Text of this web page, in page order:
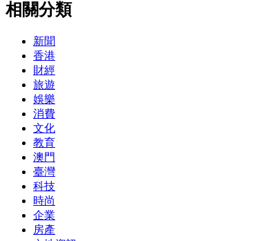
相關分類
新聞
香港
財經
旅遊
娛樂
消費
文化
教育
澳門
臺灣
科技
時尚
企業
房產